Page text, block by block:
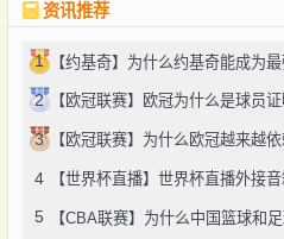
资讯推荐
1 【约基奇】为什么约基奇能成为
2 【欧冠联赛】欧冠为什么是球员
3 【欧冠联赛】为什么欧冠越来越
4 【世界杯直播】世界杯直播外接
5 【CBA联赛】为什么中国篮球和